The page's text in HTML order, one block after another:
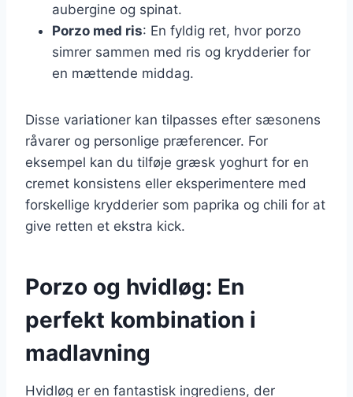
aubergine og spinat.
Porzo med ris: En fyldig ret, hvor porzo
simrer sammen med ris og krydderier for
en mættende middag.
Disse variationer kan tilpasses efter sæsonens
råvarer og personlige præferencer. For
eksempel kan du tilføje græsk yoghurt for en
cremet konsistens eller eksperimentere med
forskellige krydderier som paprika og chili for at
give retten et ekstra kick.
Porzo og hvidløg: En
perfekt kombination i
madlavning
Hvidløg er en fantastisk ingrediens, der